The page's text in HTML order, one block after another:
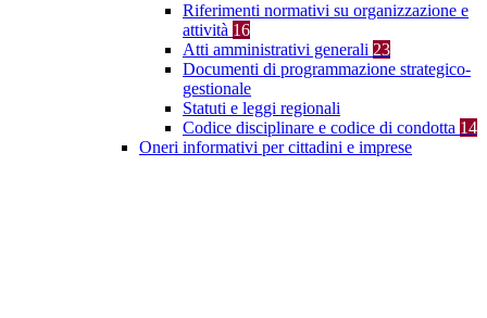
Riferimenti normativi su organizzazione e
attività 16
Atti amministrativi generali 23
Documenti di programmazione strategico-
gestionale
Statuti e leggi regionali
Codice disciplinare e codice di condotta 14
Oneri informativi per cittadini e imprese